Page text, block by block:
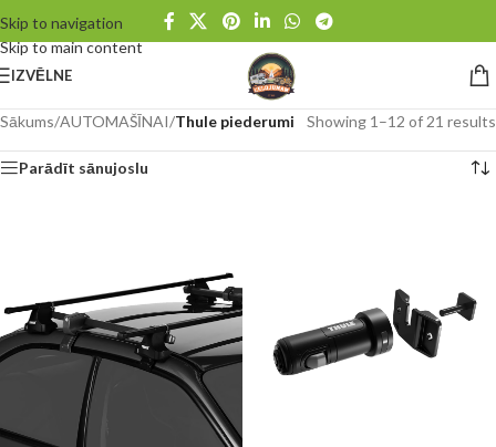
Skip to navigation
Skip to main content
IZVĒLNE
Sākums/AUTOMAŠĪNAI/Thule piederumi Showing 1–12 of 21 results
Parādīt sānujoslu